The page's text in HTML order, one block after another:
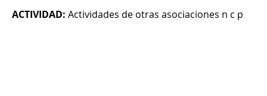
ACTIVIDAD: Actividades de otras asociaciones n c p